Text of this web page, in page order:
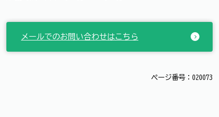
メールでのお問い合わせはこちら
ページ番号：020073